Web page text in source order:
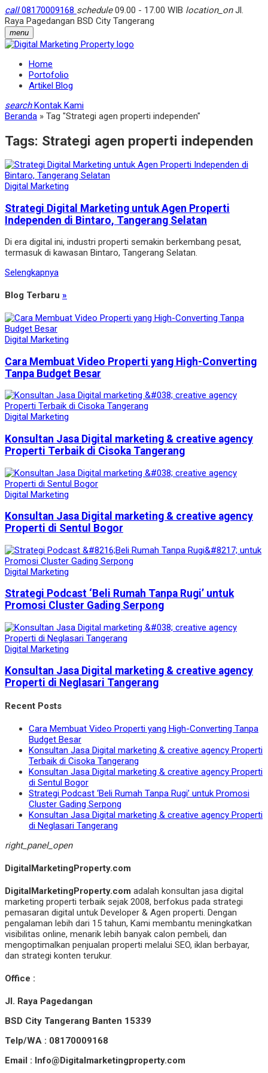
call08170009168 schedule09.00 - 17.00 WIB location_onJl.
Raya Pagedangan BSD City Tangerang
menu
Home
Portofolio
Artikel Blog
search Kontak Kami
Beranda » Tag "Strategi agen properti independen"
Tags: Strategi agen properti independen
Digital Marketing
Strategi Digital Marketing untuk Agen Properti
Independen di Bintaro, Tangerang Selatan
Di era digital ini, industri properti semakin berkembang pesat,
termasuk di kawasan Bintaro, Tangerang Selatan.
Selengkapnya
Blog Terbaru »
Digital Marketing
Cara Membuat Video Properti yang High-Converting
Tanpa Budget Besar
Digital Marketing
Konsultan Jasa Digital marketing & creative agency
Properti Terbaik di Cisoka Tangerang
Digital Marketing
Konsultan Jasa Digital marketing & creative agency
Properti di Sentul Bogor
Digital Marketing
Strategi Podcast ‘Beli Rumah Tanpa Rugi’ untuk
Promosi Cluster Gading Serpong
Digital Marketing
Konsultan Jasa Digital marketing & creative agency
Properti di Neglasari Tangerang
Recent Posts
Cara Membuat Video Properti yang High-Converting Tanpa
Budget Besar
Konsultan Jasa Digital marketing & creative agency Properti
Terbaik di Cisoka Tangerang
Konsultan Jasa Digital marketing & creative agency Properti
di Sentul Bogor
Strategi Podcast ‘Beli Rumah Tanpa Rugi’ untuk Promosi
Cluster Gading Serpong
Konsultan Jasa Digital marketing & creative agency Properti
di Neglasari Tangerang
right_panel_open
DigitalMarketingProperty.com
DigitalMarketingProperty.com adalah konsultan jasa digital
marketing properti terbaik sejak 2008, berfokus pada strategi
pemasaran digital untuk Developer & Agen properti. Dengan
pengalaman lebih dari 15 tahun, Kami membantu meningkatkan
visibilitas online, menarik lebih banyak calon pembeli, dan
mengoptimalkan penjualan properti melalui SEO, iklan berbayar,
dan strategi konten terukur.
Office :
Jl. Raya Pagedangan
BSD City Tangerang Banten 15339
Telp/WA : 08170009168
Email : Info@Digitalmarketingproperty.com